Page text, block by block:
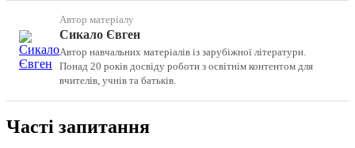
Автор матеріалу
Сикало Євген
Автор навчальних матеріалів із зарубіжної літератури.
Понад 20 років досвіду роботи з освітнім контентом для
вчителів, учнів та батьків.
Часті запитання